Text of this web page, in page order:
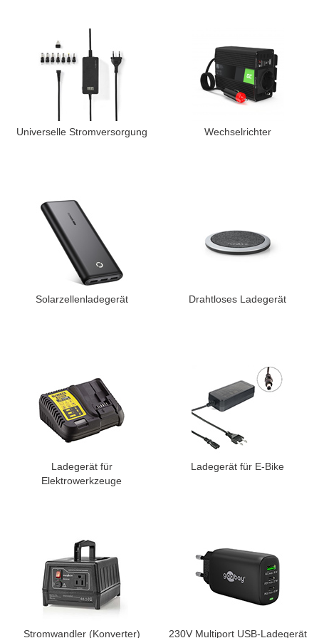
Universelle Stromversorgung Wechselrichter
Solarzellenladegerät Drahtloses Ladegerät
Ladegerät für
Elektrowerkzeuge
Ladegerät für E-Bike
Stromwandler (Konverter) 230V Multiport USB-Ladegerät